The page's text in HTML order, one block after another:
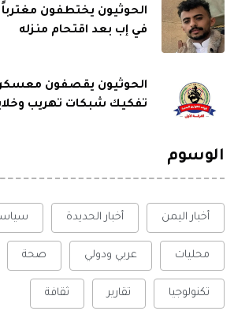
الحوثيون يختطفون
في إب بعد اقتحام منزله
الحوثيون يقصفون
تفكيك شبكات تهريب
الوسوم
أخبار اليمن أخبار الحديدة
محليات عربي ودولي صحة
تكنولوجيا تقارير ثقافة